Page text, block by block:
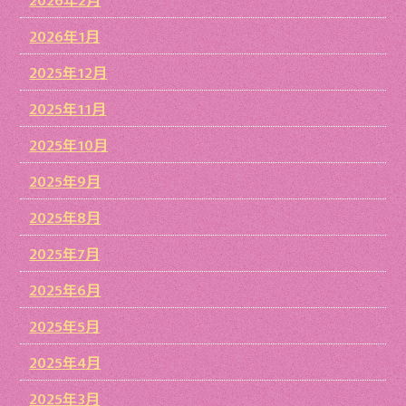
2026年1月
2025年12月
2025年11月
2025年10月
2025年9月
2025年8月
2025年7月
2025年6月
2025年5月
2025年4月
2025年3月